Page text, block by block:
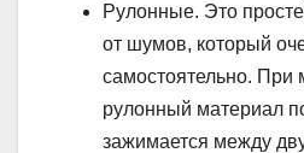
Рулонные. Это
от шумов, который
самостоятельно. При
рулонный материал
зажимается между